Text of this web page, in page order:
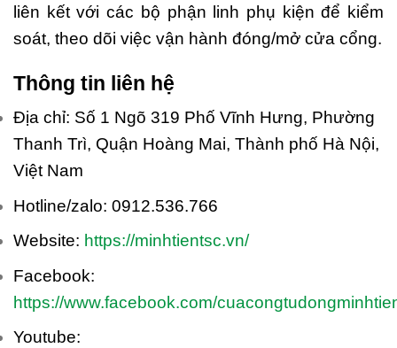
liên kết với các bộ phận linh phụ kiện để kiểm
soát, theo dõi việc vận hành đóng/mở cửa cổng.
Thông tin liên hệ
Địa chỉ: Số 1 Ngõ 319 Phố Vĩnh Hưng, Phường
Thanh Trì, Quận Hoàng Mai, Thành phố Hà Nội,
Việt Nam
Hotline/zalo: 0912.536.766
Website: https://minhtientsc.vn/
Facebook:
https://www.facebook.com/
Youtube: